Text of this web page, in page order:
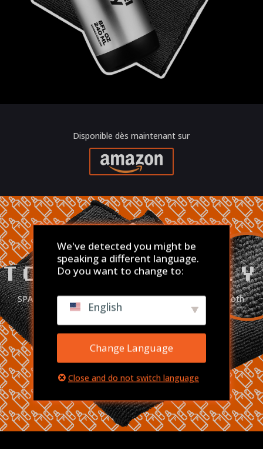
Disponible dès maintenant sur
TOUCHY FEELY
SPA like cleaning for your display with this micro-fiber cloth.
We've detected you might be
speaking a different language.
Do you want to change to:
English
Change Language
Close and do not switch language